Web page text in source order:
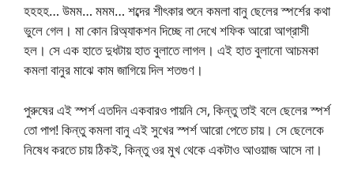
হহহহ… উমম… মমম… শব্দের শীৎকার শুনে কমলা বানু ছেলের স্পর্শের কথা
ভুলে গেল। মা কোন রিঅ্যাকশন দিচ্ছে না দেখে শফিক আরো আগ্রাসী
হল। সে এক হাতে দুধটায় হাত বুলাতে লাগল। এই হাত বুলানো আচমকা
কমলা বানুর মাঝে কাম জাগিয়ে দিল শতগুণ।
পুরুষের এই স্পর্শ এতদিন একবারও পায়নি সে, কিন্তু তাই বলে ছেলের স্পর্শ
তো পাপ! কিন্তু কমলা বানু এই সুখের স্পর্শ আরো পেতে চায়। সে ছেলেকে
নিষেধ করতে চায় ঠিকই, কিন্তু ওর মুখ থেকে একটাও আওয়াজ আসে না।